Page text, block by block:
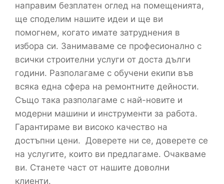
направим безплатен оглед на помещенията,
ще споделим нашите идеи и ще ви
помогнем, когато имате затруднения в
избора си. Занимаваме се професионално с
всички строителни услуги от доста дълги
години. Разполагаме с обучени екипи във
всяка една сфера на ремонтните дейности.
Също така разполагаме с най-новите и
модерни машини и инструменти за работа.
Гарантираме ви високо качество на
достъпни цени. Доверете ни се, доверете се
на услугите, които ви предлагаме. Очакваме
ви. Станете част от нашите доволни
клиенти.